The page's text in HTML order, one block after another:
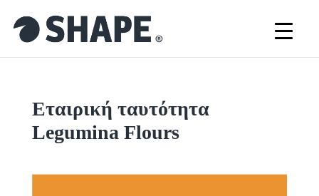
Εταιρική ταυτότητα
Legumina Flours